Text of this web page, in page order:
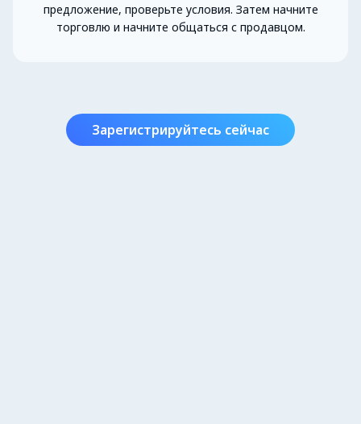
предложение, проверьте условия. Затем начните
торговлю и начните общаться с продавцом.
Зарегистрируйтесь сейчас